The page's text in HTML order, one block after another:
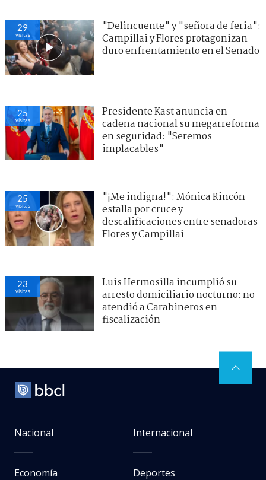
29
visitas
"Delincuente" y "señora de feria":
Campillai y Flores protagonizan
duro enfrentamiento en el Senado
25
visitas
Presidente Kast anuncia en
cadena nacional su megarreforma
en seguridad: "Seremos
implacables"
25
visitas
"¡Me indigna!": Mónica Rincón
estalla por cruce y
descalificaciones entre senadoras
Flores y Campillai
23
visitas
Luis Hermosilla incumplió su
arresto domiciliario nocturno: no
atendió a Carabineros en
fiscalización
Nacional Internacional
Economía Deportes